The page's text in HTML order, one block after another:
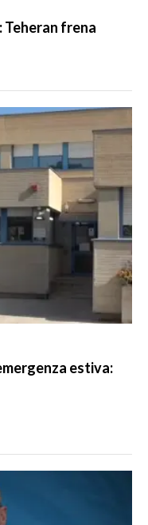
Teheran frena
estiva: